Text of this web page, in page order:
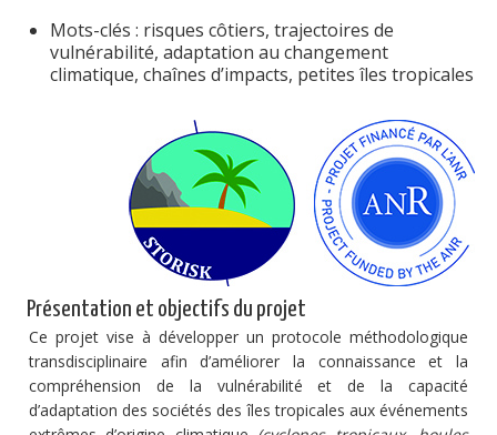
Mots-clés : risques côtiers, trajectoires de
vulnérabilité, adaptation au changement
climatique, chaînes d’impacts, petites îles tropicales
Présentation et objectifs du projet
Ce projet vise à développer un protocole méthodologique
transdisciplinaire afin d’améliorer la connaissance et la
compréhension de la vulnérabilité et de la capacité
d’adaptation des sociétés des îles tropicales aux événements